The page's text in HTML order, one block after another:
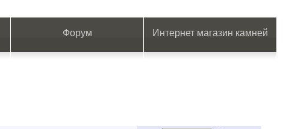
Форум Интернет магазин камней